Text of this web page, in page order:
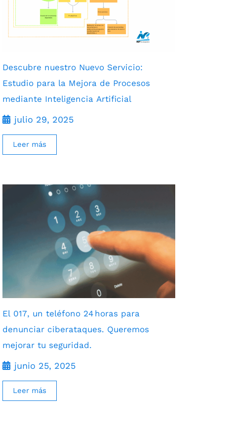
Descubre nuestro Nuevo Servicio:
Estudio para la Mejora de Procesos
mediante Inteligencia Artificial
julio 29, 2025
Leer más
El 017, un teléfono 24 horas para
denunciar ciberataques. Queremos
mejorar tu seguridad.
junio 25, 2025
Leer más